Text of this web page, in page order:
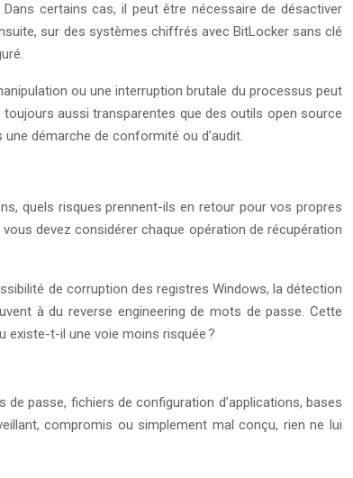
certains cas, il peut être nécessaire de désactiver
sur des systèmes chiffrés avec BitLocker sans clé
ou une interruption brutale du processus peut
aussi transparentes que des outils open source
démarche de conformité ou d’audit.
quels risques prennent-ils en retour pour vos propres
devez considérer chaque opération de récupération
de corruption des registres Windows, la détection
à du reverse engineering de mots de passe. Cette
existe-t-il une voie moins risquée ?
passe, fichiers de configuration d’applications, bases
compromis ou simplement mal conçu, rien ne lui